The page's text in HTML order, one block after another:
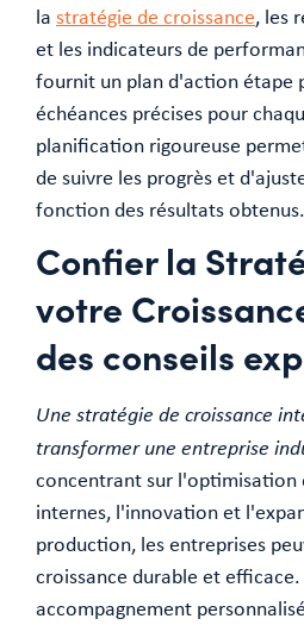
la stratégie de croissance, les
et les indicateurs de
fournit un plan d'action étape
échéances précises pour
planification rigoureuse
de suivre les progrès et
fonction des résultats obtenus.
Confier la
votre
des conseils
Une stratégie de croissance
transformer une entreprise
concentrant sur l'optimisation
internes, l'innovation et
production, les entreprises
croissance durable et
accompagnement